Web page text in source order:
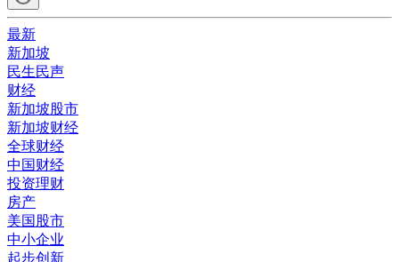
最新
新加坡
民生民声
财经
新加坡股市
新加坡财经
全球财经
中国财经
投资理财
房产
美国股市
中小企业
起步创新